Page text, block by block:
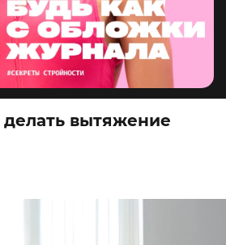
вытяжение